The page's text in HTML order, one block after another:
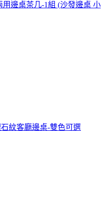
邊桌茶几-1組 (沙發邊桌 小
紋客廳邊桌-雙色可選